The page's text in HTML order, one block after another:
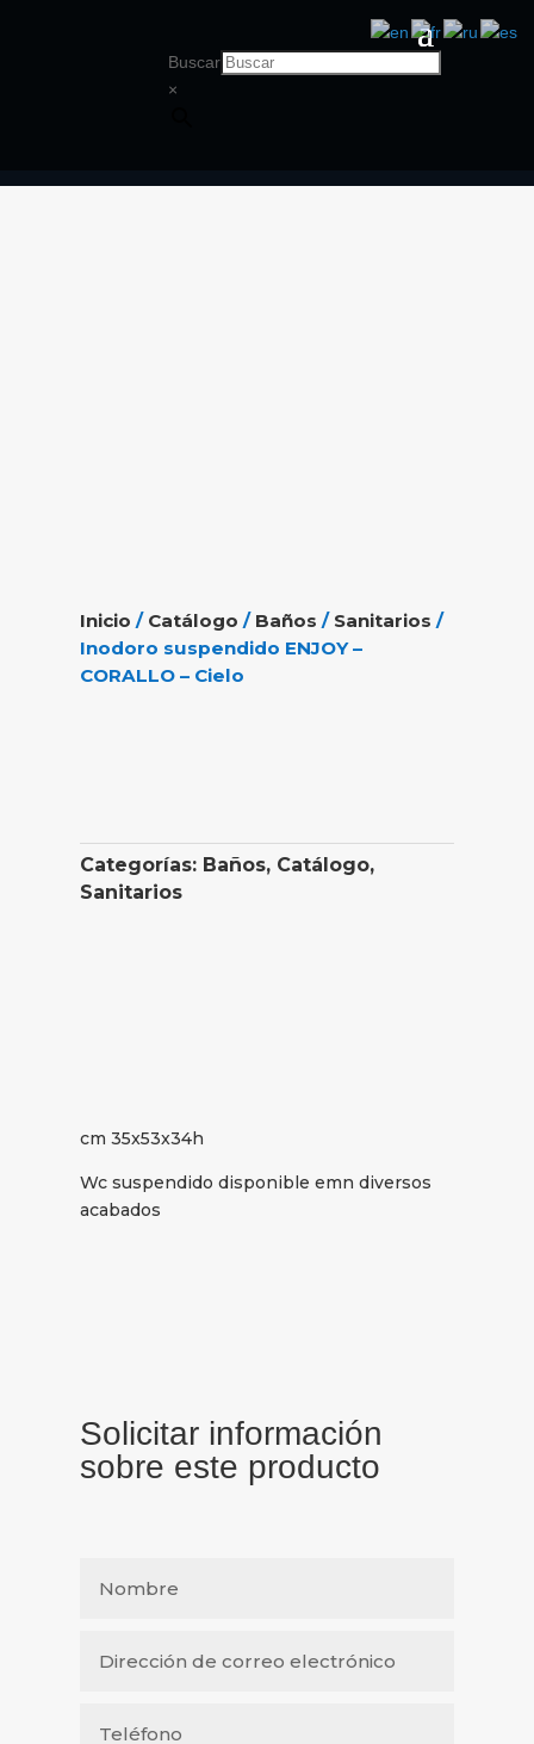
Buscar
×
Inicio / Catálogo / Baños / Sanitarios /
Inodoro suspendido ENJOY –
CORALLO – Cielo
Categorías: Baños, Catálogo,
Sanitarios
cm 35x53x34h
Wc suspendido disponible emn diversos
acabados
Solicitar información
sobre este producto